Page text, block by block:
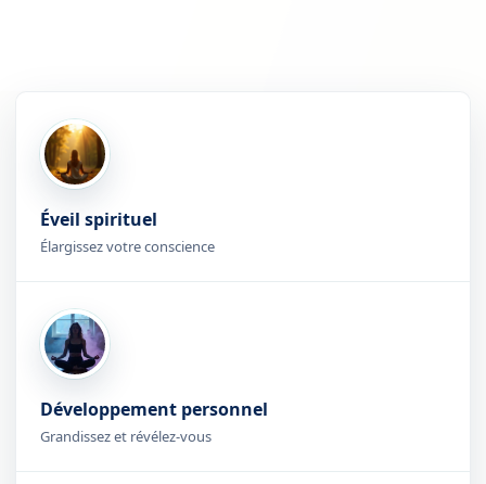
Éveil spirituel
Élargissez votre conscience
Développement personnel
Grandissez et révélez-vous